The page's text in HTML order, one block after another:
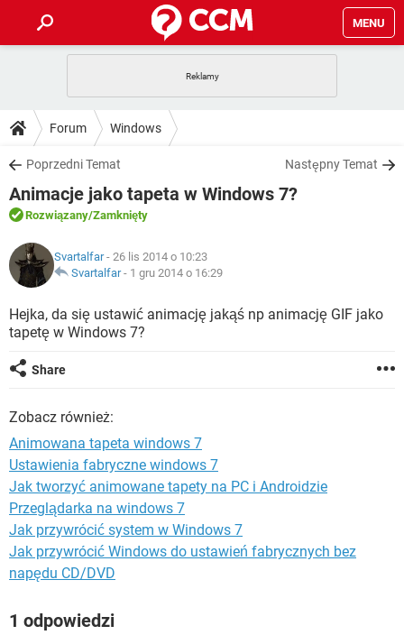
MENU
GRY
SPOTIFY
INSTAGRAM FACEBOOK
WINDOWS 10
PORADY
PlayStation
SPOTIFY
INSTAGRAM
WINDOWS 10
DO POBRANIA
ANDROID TIKTOK
GRY
IOS
INSTAGRAM
WINDOWS 10
FORUM
COVID-19
GRY WHATSAPP
INSTAGRAM
WINDOWS 10
ARTYKUŁY
COVID-19
GRY WHATSAPP
INSTAGRAM
WINDOWS 10
Forum Windows
Poprzedni Temat Następny Temat
Animacje jako tapeta w Windows 7?
Rozwiązany/Zamknięty
Svartalfar- 26 lis 2014 o 10:23
Svartalfar- 1 gru 2014 o 16:29
Hejka, da się ustawić animację jakąś np animację GIF jako
tapetę w Windows 7?
Share
Zobacz również:
Animowana tapeta windows 7
Ustawienia fabryczne windows 7
Jak tworzyć animowane tapety na PC i Androidzie
Przeglądarka na windows 7
Jak przywrócić system w Windows 7
Jak przywrócić Windows do ustawień fabrycznych bez
napędu CD/DVD
1 odpowiedzi